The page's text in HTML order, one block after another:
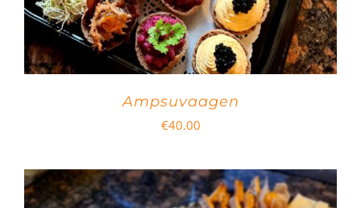
Ampsuvaagen
€40.00